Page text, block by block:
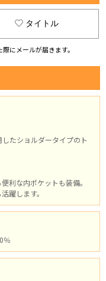
タイトル
にメールが届きます。
たショルダータイプのト
利な内ポケットも装備。
躍します。
％